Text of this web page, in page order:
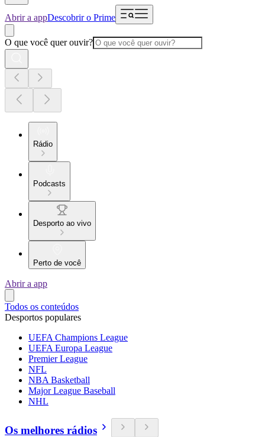
Abrir a appDescobrir o Prime
O que você quer ouvir?
Rádio
Podcasts
Desporto ao vivo
Perto de você
Abrir a app
Todos os conteúdos
Desportos populares
UEFA Champions League
UEFA Europa League
Premier League
NFL
NBA Basketball
Major League Baseball
NHL
Os melhores rádios